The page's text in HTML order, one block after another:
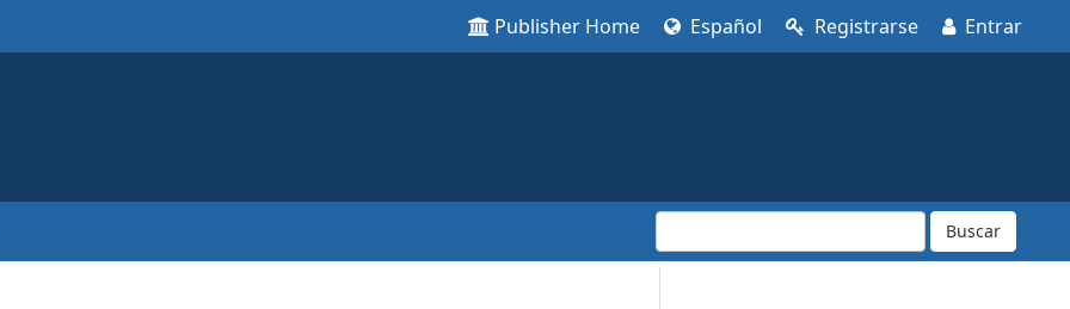
Publisher Home Español Registrarse Entrar
Buscar